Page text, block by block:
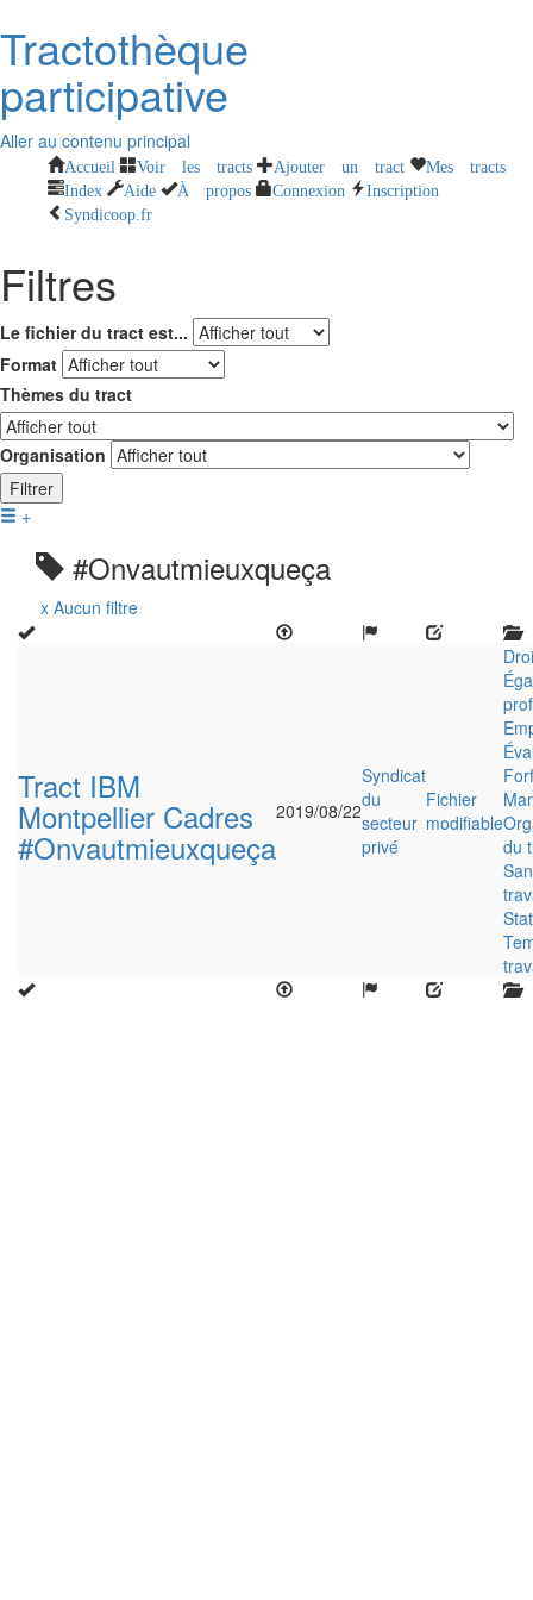
Tractothèque
participative
Aller au contenu principal
Accueil Voir les tracts Ajouter un tract
Mes tracts
Index
Aide À propos Connexion
Inscription
Syndicoop.fr
Filtres
Le fichier du tract est...
Format
Thèmes du tract
Organisation
Filtrer
+
#Onvautmieuxqueça
x Aucun filtre
Tract IBM
Montpellier Cadres
#Onvautmieuxqueça
2019/08/22
Syndicat
du
secteur
privé
Fichier
modifiable
du